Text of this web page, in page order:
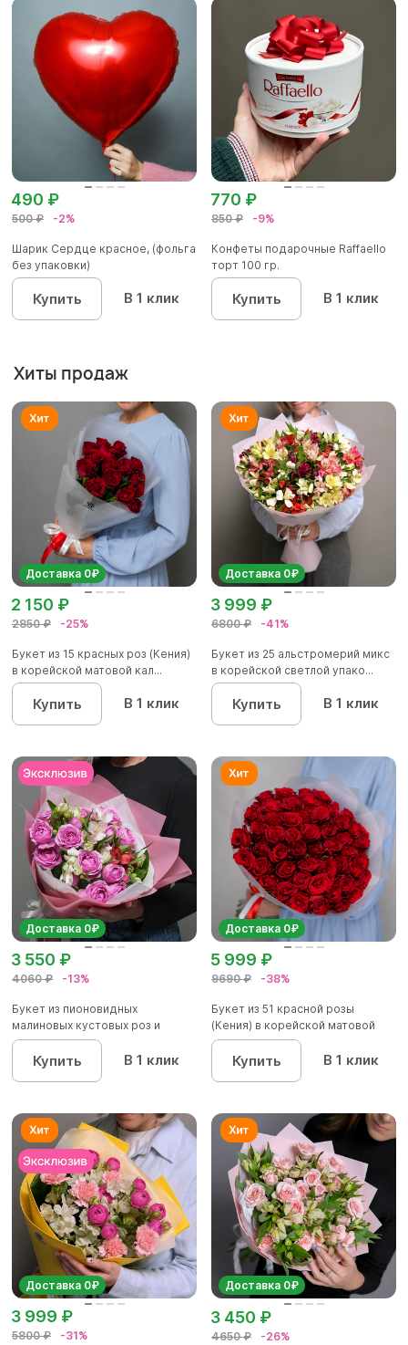
500 ₽ -2%
490 ₽
Шарик Сердце красное, (фольга
без упаковки)
Купить В 1 клик
850 ₽ -9%
770 ₽
Конфеты подарочные Raffaello
торт 100 гр.
Купить В 1 клик
Хиты продаж
Доставка 0₽
2850 ₽ -25%
2 150 ₽
Букет из 15 красных роз (Кения)
в корейской матовой кал...
Купить В 1 клик
Доставка 0₽
6800 ₽ -41%
3 999 ₽
Букет из 25 альстромерий микс
в корейской светлой упако...
Купить В 1 клик
Доставка 0₽
4060 ₽ -13%
3 550 ₽
Букет из пионовидных
малиновых кустовых роз и
альстроме...
Купить В 1 клик
Доставка 0₽
9690 ₽ -38%
5 999 ₽
Букет из 51 красной розы
(Кения) в корейской матовой
уп...
Купить В 1 клик
Доставка 0₽
5800 ₽ -31%
3 999 ₽
Доставка 0₽
4650 ₽ -26%
3 450 ₽